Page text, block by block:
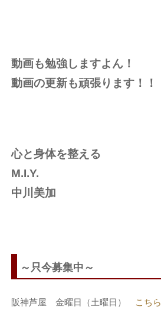
動画も勉強しますよん！
動画の更新も頑張ります！！
心と身体を整える
M.I.Y.
中川美加
～只今募集中～
阪神芦屋 金曜日（土曜日） こちら